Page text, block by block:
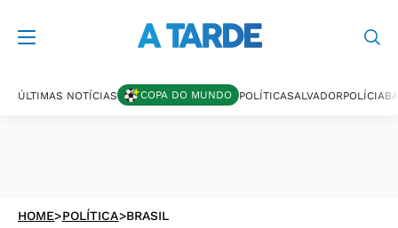
ÚLTIMAS NOTÍCIAS COPA DO MUNDO POLÍTICASALVADORPOLÍCIA
HOME>POLÍTICA>BRASIL